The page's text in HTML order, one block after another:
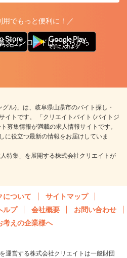
用でもっと便利に！／
ダウンロードはこちらから
グル)」は、岐阜県山県市のバイト探し・
イトです。 「クリエイトバイト (バイトジ
募集情報が満載の求人情報サイトです。
に役立つ最新の情報をお届けしていま
特集」を展開する株式会社クリエイトが
について
サイトマップ
ルプ 会社概要
お問い合わせ
考えの企業様へ
運営する株式会社クリエイトは一般財団